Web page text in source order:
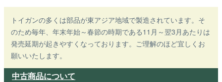
トイガンの多くは部品が東アジア地域で製造されています。そ
のため毎年、年末年始～春節の時期である11月～翌3月あたりは
発売延期が起きやすくなっております。ご理解のほど宜しくお
願いいたします。
中古商品について